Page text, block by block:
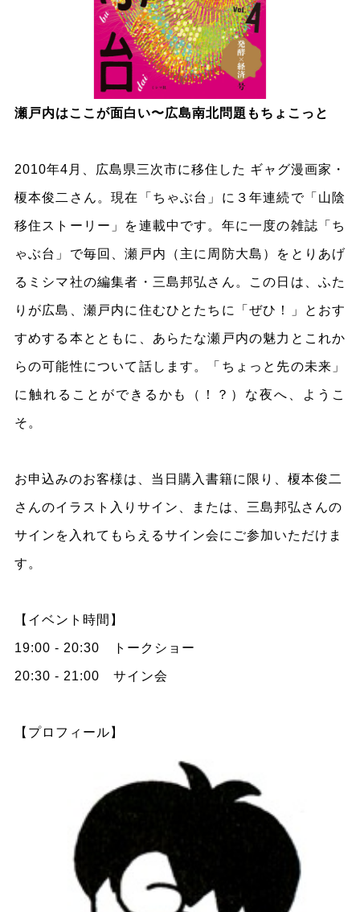
瀬戸内はここが面白い〜広島南北問題もちょこっと
2010年4月、広島県三次市に移住した ギャグ漫画家・
榎本俊二さん。現在「ちゃぶ台」に３年連続で「山陰
移住ストーリー」を連載中です。年に一度の雑誌「ち
ゃぶ台」で毎回、瀬戸内（主に周防大島）をとりあげ
るミシマ社の編集者・三島邦弘さん。この日は、ふた
りが広島、瀬戸内に住むひとたちに「ぜひ！」とおす
すめする本とともに、あらたな瀬戸内の魅力とこれか
らの可能性について話します。「ちょっと先の未来」
に触れることができるかも（！？）な夜へ、ようこ
そ。
お申込みのお客様は、当日購入書籍に限り、榎本俊二
さんのイラスト入りサイン、または、三島邦弘さんの
サインを入れてもらえるサイン会にご参加いただけま
す。
【イベント時間】
19:00 - 20:30 トークショー
20:30 - 21:00 サイン会
【プロフィール】